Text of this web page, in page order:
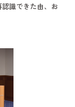
識できた由、お